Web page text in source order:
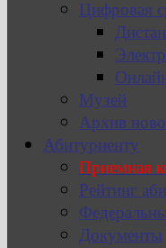
Цифровая
Музей
Архив
Абитуриенту
Приемная
Рейтинг
Документы